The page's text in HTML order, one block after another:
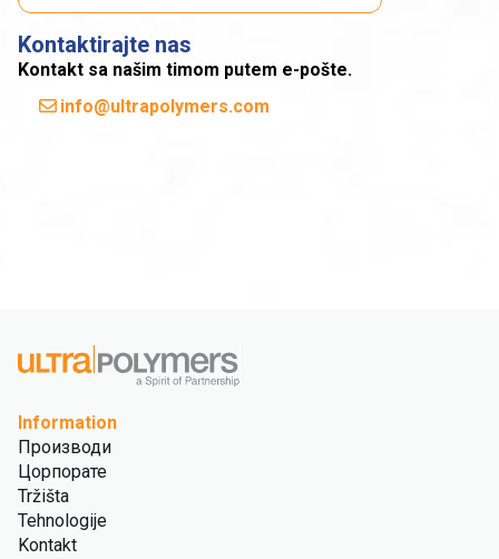
Kontaktirajte nas
Kontakt sa našim timom putem e-pošte.
info@ultrapolymers.com
Information
Производи
Цорпорате
Tržišta
Tehnologije
Kontakt